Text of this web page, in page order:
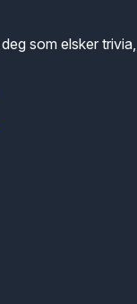
som elsker trivia,